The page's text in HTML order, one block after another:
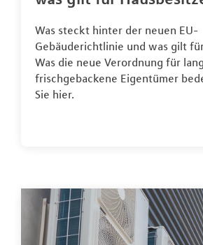
Was steckt hinter der neuen EU-
Gebäuderichtlinie und was gilt
Was die neue Verordnung für
frischgebackene Eigentümer
Sie hier.